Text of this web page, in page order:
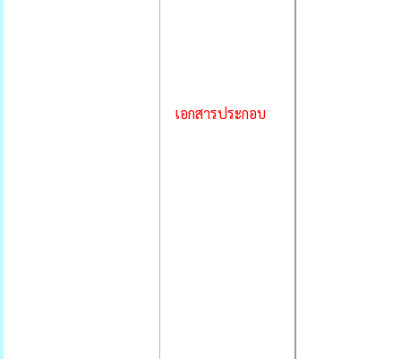
เอกสารประกอบ